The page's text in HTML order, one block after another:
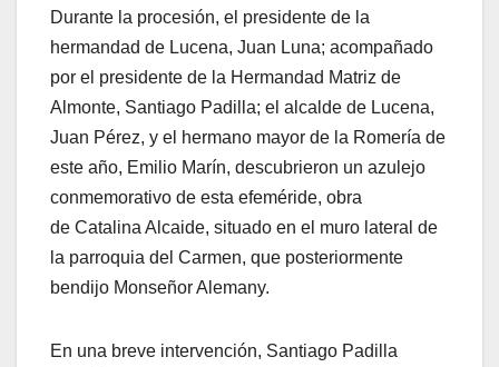
Durante la procesión, el presidente de la
hermandad de Lucena, Juan Luna; acompañado
por el presidente de la Hermandad Matriz de
Almonte, Santiago Padilla; el alcalde de Lucena,
Juan Pérez, y el hermano mayor de la Romería de
este año, Emilio Marín, descubrieron un azulejo
conmemorativo de esta efeméride, obra
de Catalina Alcaide, situado en el muro lateral de
la parroquia del Carmen, que posteriormente
bendijo Monseñor Alemany.
En una breve intervención, Santiago Padilla